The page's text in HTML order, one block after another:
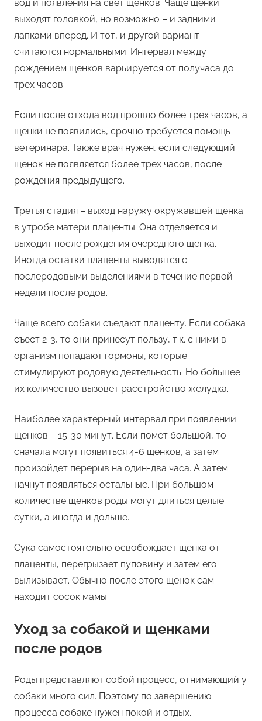
вод и появления на свет щенков. Чаще щенки
выходят головкой, но возможно – и задними
лапками вперед. И тот, и другой вариант
считаются нормальными. Интервал между
рождением щенков варьируется от получаса до
трех часов.
Если после отхода вод прошло более трех часов, а
щенки не появились, срочно требуется помощь
ветеринара. Также врач нужен, если следующий
щенок не появляется более трех часов, после
рождения предыдущего.
Третья стадия – выход наружу окружавшей щенка
в утробе матери плаценты. Она отделяется и
выходит после рождения очередного щенка.
Иногда остатки плаценты выводятся с
послеродовыми выделениями в течение первой
недели после родов.
Чаще всего собаки съедают плаценту. Если собака
съест 2-3, то они принесут пользу, т.к. с ними в
организм попадают гормоны, которые
стимулируют родовую деятельность. Но бо́льшее
их количество вызовет расстройство желудка.
Наиболее характерный интервал при появлении
щенков – 15-30 минут. Если помет большой, то
сначала могут появиться 4-6 щенков, а затем
произойдет перерыв на один-два часа. А затем
начнут появляться остальные. При большом
количестве щенков роды могут длиться целые
сутки, а иногда и дольше.
Сука самостоятельно освобождает щенка от
плаценты, перегрызает пуповину и затем его
вылизывает. Обычно после этого щенок сам
находит сосок мамы.
Уход за собакой и щенками
после родов
Роды представляют собой процесс, отнимающий у
собаки много сил. Поэтому по завершению
процесса собаке нужен покой и отдых.